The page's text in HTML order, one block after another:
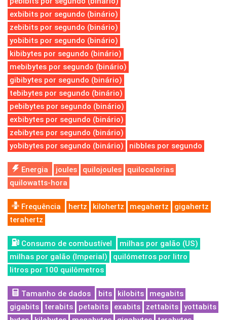
exbibits por segundo (binário)
zebibits por segundo (binário)
yobibits por segundo (binário)
kibibytes por segundo (binário)
mebibytes por segundo (binário)
gibibytes por segundo (binário)
tebibytes por segundo (binário)
pebibytes por segundo (binário)
exbibytes por segundo (binário)
zebibytes por segundo (binário)
yobibytes por segundo (binário)
nibbles por segundo
Energia joules quilojoules
quilocalorias
quilowatts-hora
Frequência hertz kilohertz megahertz
gigahertz
terahertz
Consumo de combustível
milhas por galão (US)
milhas por galão (Imperial)
quilómetros por litro
litros por 100 quilômetros
Tamanho de dados bits kilobits
megabits
gigabits
terabits petabits exabits zettabits
yottabits